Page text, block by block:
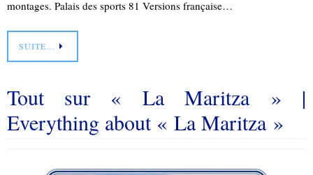
montages. Palais des sports 81 Versions française…
SUITE…
Tout sur « La Maritza » |
Everything about « La Maritza »